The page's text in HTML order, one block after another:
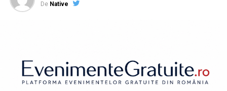
RMN abdominal și pelvin;
Clinica colaborează cu principalii asigurători medicali
privați, inclusiv Generali, Signal Iduna, NN, Groupama,
Allianz și Asirom, facilitând accesul pacienților la servicii
De Native